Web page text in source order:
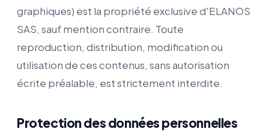
graphiques) est la propriété exclusive d'ELANOS
SAS, sauf mention contraire. Toute
reproduction, distribution, modification ou
utilisation de ces contenus, sans autorisation
écrite préalable, est strictement interdite.
Protection des données personnelles